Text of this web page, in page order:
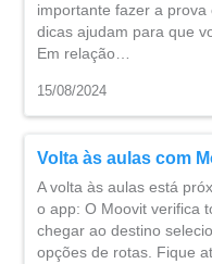
importante fazer a
dicas ajudam para que
Em relação…
15/08/2024
Volta às aulas com
A volta às aulas está
o app: O Moovit verifica
chegar ao destino
opções de rotas. Fique